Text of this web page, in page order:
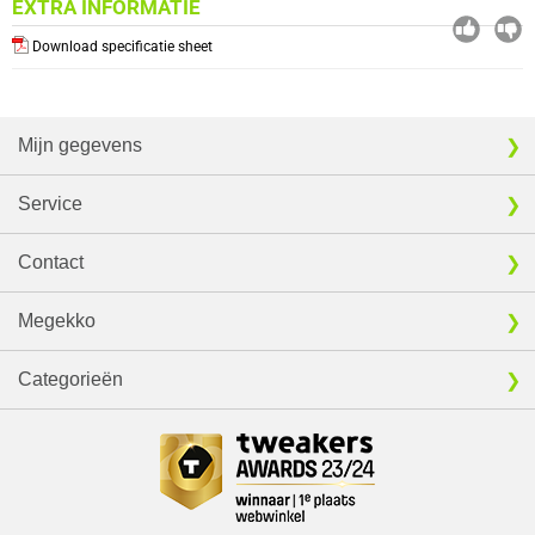
EXTRA INFORMATIE
Download specificatie sheet
Mijn gegevens
Service
Contact
Megekko
Categorieën